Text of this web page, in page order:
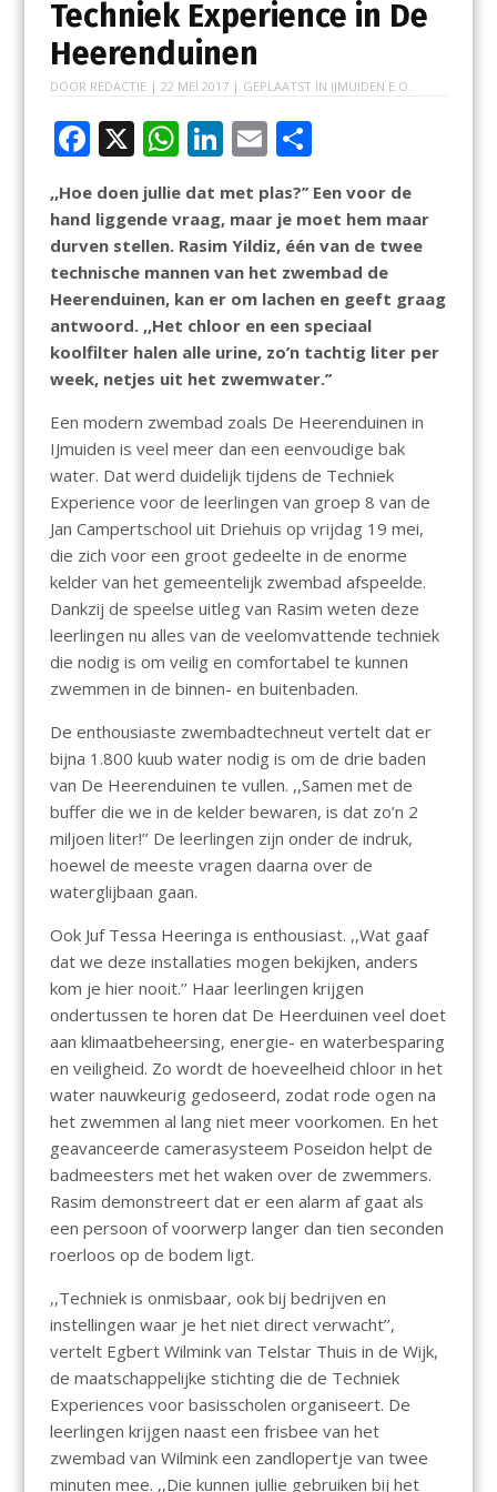
Techniek Experience in De
Heerenduinen
DOOR REDACTIE | 22 MEI 2017| GEPLAATST IN IJMUIDEN E.O.
F
ac
e
b
o
o
k
X W
h
at
s
A
p
p
Li
k
e
dI
n
E
m
ai
l
D
e
n
,,Hoe doen jullie dat met plas?’’ Een voor de
hand liggende vraag, maar je moet hem maar
durven stellen. Rasim Yildiz, één van de twee
technische mannen van het zwembad de
Heerenduinen, kan er om lachen en geeft graag
antwoord. ,,Het chloor en een speciaal
koolfilter halen alle urine, zo’n tachtig liter per
week, netjes uit het zwemwater.’’
Een modern zwembad zoals De Heerenduinen in
IJmuiden is veel meer dan een eenvoudige bak
water. Dat werd duidelijk tijdens de Techniek
Experience voor de leerlingen van groep 8 van de
Jan Campertschool uit Driehuis op vrijdag 19 mei,
die zich voor een groot gedeelte in de enorme
kelder van het gemeentelijk zwembad afspeelde.
Dankzij de speelse uitleg van Rasim weten deze
leerlingen nu alles van de veelomvattende techniek
die nodig is om veilig en comfortabel te kunnen
zwemmen in de binnen- en buitenbaden.
De enthousiaste zwembadtechneut vertelt dat er
bijna 1.800 kuub water nodig is om de drie baden
van De Heerenduinen te vullen. ,,Samen met de
buffer die we in de kelder bewaren, is dat zo’n 2
miljoen liter!’’ De leerlingen zijn onder de indruk,
hoewel de meeste vragen daarna over de
waterglijbaan gaan.
Ook Juf Tessa Heeringa is enthousiast. ,,Wat gaaf
dat we deze installaties mogen bekijken, anders
kom je hier nooit.’’ Haar leerlingen krijgen
ondertussen te horen dat De Heerduinen veel doet
aan klimaatbeheersing, energie- en waterbesparing
en veiligheid. Zo wordt de hoeveelheid chloor in het
water nauwkeurig gedoseerd, zodat rode ogen na
het zwemmen al lang niet meer voorkomen. En het
geavanceerde camerasysteem Poseidon helpt de
badmeesters met het waken over de zwemmers.
Rasim demonstreert dat er een alarm af gaat als
een persoon of voorwerp langer dan tien seconden
roerloos op de bodem ligt.
,,Techniek is onmisbaar, ook bij bedrijven en
instellingen waar je het niet direct verwacht’’,
vertelt Egbert Wilmink van Telstar Thuis in de Wijk,
de maatschappelijke stichting die de Techniek
Experiences voor basisscholen organiseert. De
leerlingen krijgen naast een frisbee van het
zwembad van Wilmink een zandlopertje van twee
minuten mee. ,,Die kunnen jullie gebruiken bij het